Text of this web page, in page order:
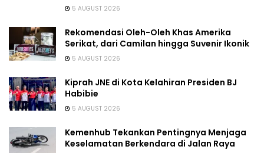
5 AUGUST 2026
Rekomendasi Oleh-Oleh Khas Amerika
Serikat, dari Camilan hingga Suvenir Ikonik
5 AUGUST 2026
Kiprah JNE di Kota Kelahiran Presiden BJ
Habibie
5 AUGUST 2026
Kemenhub Tekankan Pentingnya Menjaga
Keselamatan Berkendara di Jalan Raya